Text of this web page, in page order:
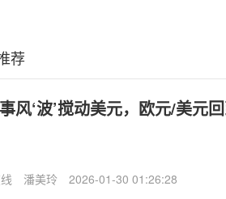
荐
风‘波’搅动美元，欧元/美元
潘美玲 2026-01-30 01:26:28